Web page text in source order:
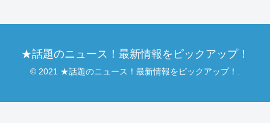
★話題のニュース！最新情報をピックアップ！
© 2021 ★話題のニュース！最新情報をピックアップ！.